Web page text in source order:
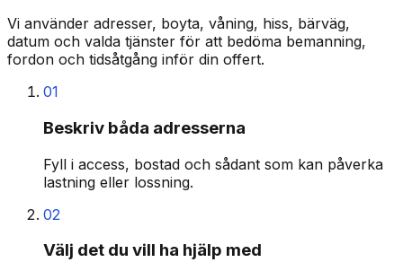
Vi använder adresser, boyta, våning, hiss, bärväg,
datum och valda tjänster för att bedöma bemanning,
fordon och tidsåtgång inför din offert.
01
Beskriv båda adresserna
Fyll i access, bostad och sådant som kan påverka
lastning eller lossning.
02
Välj det du vill ha hjälp med